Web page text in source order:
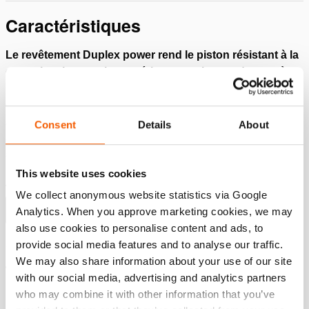
Consent Details About
This website uses cookies
We collect anonymous website statistics via Google
Analytics. When you approve marketing cookies, we may
also use cookies to personalise content and ads, to
provide social media features and to analyse our traffic.
We may also share information about your use of our site
with our social media, advertising and analytics partners
who may combine it with other information that you’ve
Caractéristiques
Le revêtement Duplex power rend le piston résistant à la
corrosion. La couche supérieure en chrome dur protège
le piston contre les rayures et empêche l’adhérence
d’objets tels que les projections de soudure (Image 1)
Anneau Duo power ; une combinaison d’un joint
Le protecteur de filetage protège le filetage du boîtier de
Afficher plus
Téléchargements
Safety Guide – Hydraulic hoses & couplers